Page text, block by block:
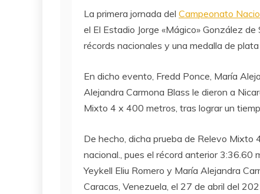
La primera jornada del Campeonato
el El Estadio Jorge «Mágico» González
récords nacionales y una medalla de
En dicho evento, Fredd Ponce, María
Alejandra Carmona Blass le dieron a
Mixto 4 x 400 metros, tras lograr un
De hecho, dicha prueba de Relevo
nacional., pues el récord anterior 3:36.60
Yeykell Eliu Romero y María Alejandra
Caracas, Venezuela, el 27 de abril del